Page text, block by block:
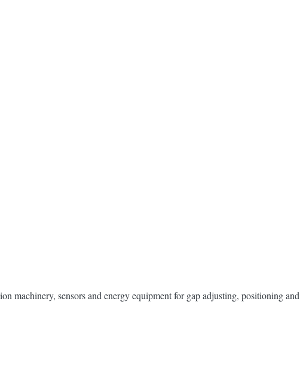
machinery, sensors and energy equipment for gap adjusting, positioning